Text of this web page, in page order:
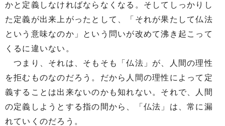
かと定義しなければならなくなる。そしてしっかりし
た定義が出来上がったとして、「それが果たして仏法
という意味なのか」という問いが改めて沸き起こって
くるに違いない。
つまり、それは、そもそも「仏法」が、人間の理性
を拒むものなのだろう。だから人間の理性によって定
義することは出来ないのかも知れない。それで、人間
の定義しようとする指の間から、「仏法」は、常に漏
れていくのだろう。